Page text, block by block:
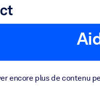
essentielles en IA.
encore plus de contenu